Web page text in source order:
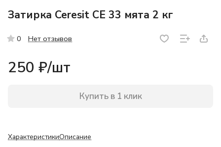
Затирка Ceresit СЕ 33 мята 2 кг
0 Нет отзывов
250 ₽/шт
Купить в 1 клик
ХарактеристикиОписание